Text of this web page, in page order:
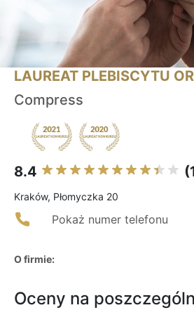
LAUREAT PLEBISCYTU
Compress
8.4
Kraków, Płomyczka 20
Pokaż numer telefonu
O firmie:
Oceny na